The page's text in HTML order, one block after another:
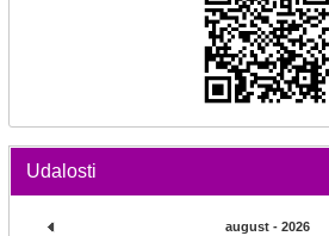
Udalosti
august - 2026